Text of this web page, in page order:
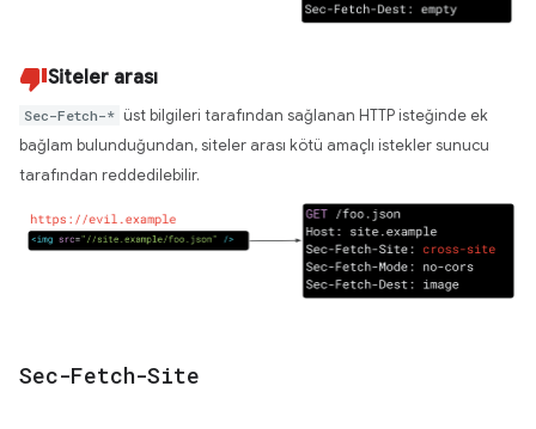
Siteler arası
Sec-Fetch-* üst bilgileri tarafından sağlanan HTTP isteğinde ek
bağlam bulunduğundan, siteler arası kötü amaçlı istekler sunucu
tarafından reddedilebilir.
Sec-Fetch-Site